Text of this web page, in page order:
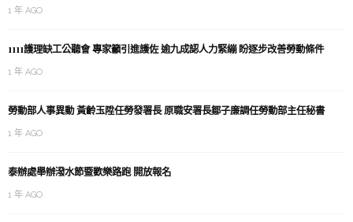
1 年 AGO
1111護理缺工公聽會 專家籲引進護佐 逾九成認人力緊繃 盼逐步改善勞動條件
1 年 AGO
勞動部人事異動 黃齡玉陞任勞發署長 原職安署長鄒子廉調任勞動部主任秘書
1 年 AGO
泰辦處舉辦潑水節暨歡樂路跑 開放報名
1 年 AGO